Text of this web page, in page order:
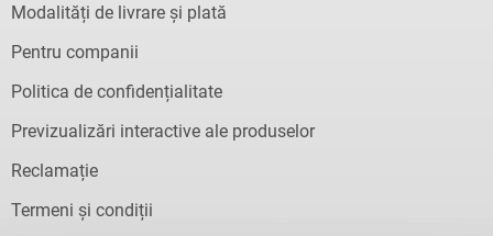
Modalități de livrare și plată
Pentru companii
Politica de confidențialitate
Previzualizări interactive ale produselor
Reclamație
Termeni și condiții